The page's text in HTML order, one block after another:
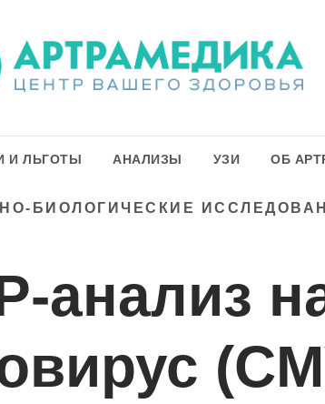
И ЛЬГОТЫ АНАЛИЗЫ УЗИ ОБ
БИОЛОГИЧЕСКИЕ
анализ